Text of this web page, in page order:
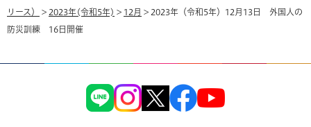
リース） > 2023年(令和5年) > 12月 > 2023年（令和5年）12月13日 外国人の
防災訓練 16日開催